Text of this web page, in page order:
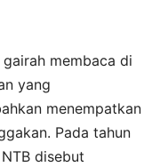
membaca di
yang
menempatkan
Pada tahun
disebut